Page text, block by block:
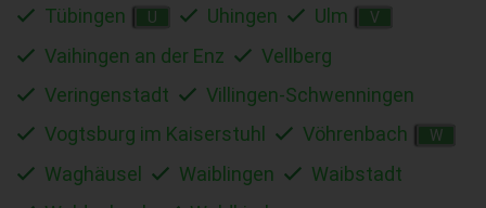
Tübingen
U Uhingen Ulm V
Vaihingen an der Enz
Vellberg
Veringenstadt
Villingen-Schwenningen
Vogtsburg im Kaiserstuhl
Vöhrenbach W
Waghäusel Waiblingen
Waibstadt